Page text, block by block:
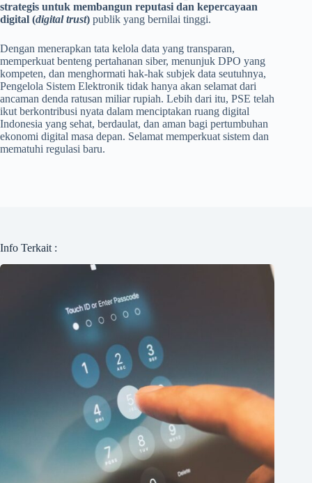
strategis untuk membangun reputasi dan kepercayaan
digital (digital trust) publik yang bernilai tinggi.
Dengan menerapkan tata kelola data yang transparan,
memperkuat benteng pertahanan siber, menunjuk DPO yang
kompeten, dan menghormati hak-hak subjek data seutuhnya,
Pengelola Sistem Elektronik tidak hanya akan selamat dari
ancaman denda ratusan miliar rupiah. Lebih dari itu, PSE telah
ikut berkontribusi nyata dalam menciptakan ruang digital
Indonesia yang sehat, berdaulat, dan aman bagi pertumbuhan
ekonomi digital masa depan. Selamat memperkuat sistem dan
mematuhi regulasi baru.
Info Terkait :